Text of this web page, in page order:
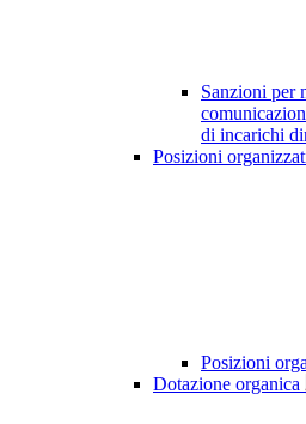
Sanzioni per
di incarichi
Posizioni
Posizioni
Dotazione organica